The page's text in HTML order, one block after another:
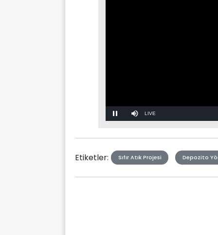
Mute Stream
Etiketler: Sıfır Atık Projesi Depozito